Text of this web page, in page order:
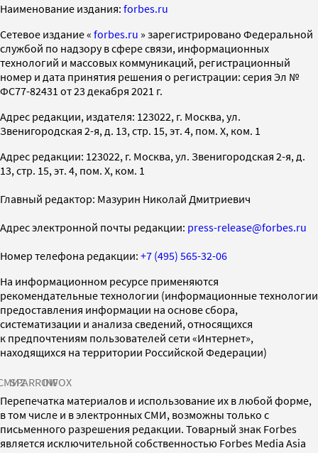
Наименование издания: forbes.ru
Cетевое издание « forbes.ru » зарегистрировано Федеральной
службой по надзору в сфере связи, информационных
технологий и массовых коммуникаций, регистрационный
номер и дата принятия решения о регистрации: серия Эл №
ФС77-82431 от 23 декабря 2021 г.
Адрес редакции, издателя: 123022, г. Москва, ул.
Звенигородская 2-я, д. 13, стр. 15, эт. 4, пом. X, ком. 1
Адрес редакции: 123022, г. Москва, ул. Звенигородская 2-я, д.
13, стр. 15, эт. 4, пом. X, ком. 1
Главный редактор: Мазурин Николай Дмитриевич
Адрес электронной почты редакции: press-release@forbes.ru
Номер телефона редакции: +7 (495) 565-32-06
На информационном ресурсе применяются
рекомендательные технологии (информационные технологии
предоставления информации на основе сбора,
систематизации и анализа сведений, относящихся
к предпочтениям пользователей сети «Интернет»,
находящихся на территории Российской Федерации)
SPARROWINFOX
Перепечатка материалов и использование их в любой форме,
в том числе и в электронных СМИ, возможны только с
письменного разрешения редакции. Товарный знак Forbes
является исключительной собственностью Forbes Media Asia